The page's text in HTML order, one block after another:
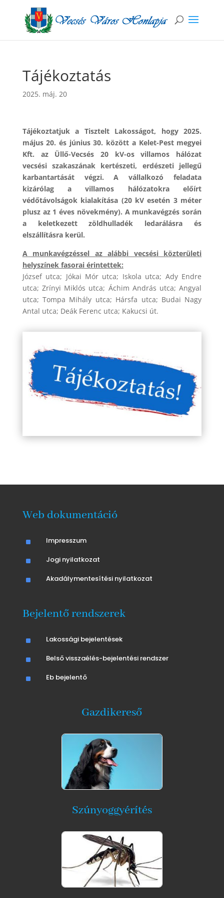
Tájékoztatás
2025. máj. 20
Tájékoztatjuk a Tisztelt Lakosságot, hogy 2025.
május 20. és június 30. között a Kelet-Pest megyei
Kft. az Üllő-Vecsés 20 kV-os villamos hálózat
vecsési szakaszának kertészeti, erdészeti jellegű
karbantartását végzi. A vállalkozó feladata
kizárólag a villamos hálózatokra előírt
védőtávolságok kialakítása (20 kV esetén 3 méter
plusz az 1 éves növekmény). A munkavégzés során
a keletkezett zöldhulladék ledarálásra és
elszállításra kerül.
A munkavégzéssel az alábbi vecsési közterületi
helyszínek fasorai érintettek:
József utca; Jókai Mór utca; Iskola utca; Ady Endre
utca; Zrínyi Miklós utca; Áchim András utca; Angyal
utca; Tompa Mihály utca; Hársfa utca; Budai Nagy
Antal utca; Deák Ferenc utca; Kakucsi út.
Web dokumentáció
^ Impresszum
^ Jogi nyilatkozat
^ Akadálymentesítési nyilatkozat
Bejelentő rendszerek
^ Lakossági bejelentések
^ Belső visszaélés-bejelentési rendszer
^ Eb bejelentő
Gazdikereső
Szúnyoggyérítés